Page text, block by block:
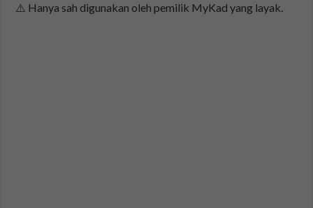
⚠️ Hanya sah digunakan oleh pemilik MyKad yang layak.